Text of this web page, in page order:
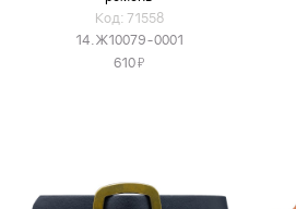
Код: 71558
14.Ж10079-0001
610Я